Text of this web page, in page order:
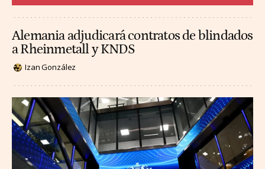
Alemania adjudicará contratos de blindados
a Rheinmetall y KNDS
Izan González